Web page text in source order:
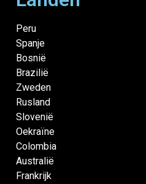
Peru
Spanje
Bosnië
Brazilië
Zweden
Rusland
Slovenië
Oekraïne
Colombia
Australië
Frankrijk